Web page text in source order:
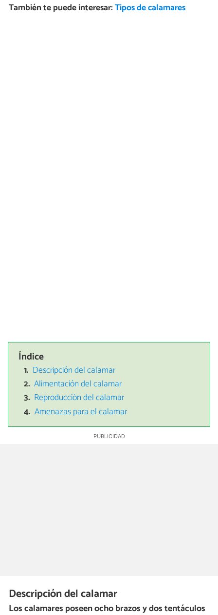
También te puede interesar:Tipos de calamares
Índice
Descripción del calamar
Alimentación del calamar
Reproducción del calamar
Amenazas para el calamar
Descripción del calamar
Los calamares poseen ocho brazos y dos tentáculos